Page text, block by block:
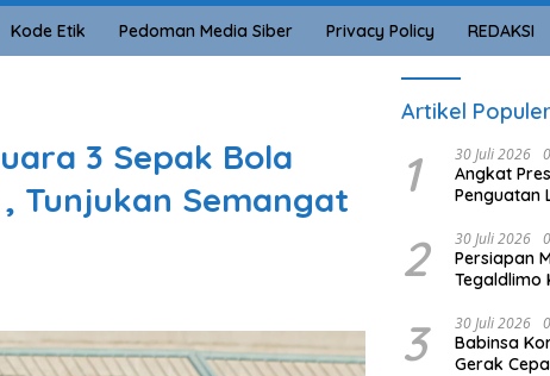
Kode Etik Pedoman Media Siber Privacy Policy REDAKSI
3 Sepak Bola
Tunjukan Semangat
Artikel Populer
1 30 Juli 2026
Angkat
Penguatan
2 30 Juli 2026
Persiapan
Tegaldlimo
3 30 Juli 2026
Babinsa
Gerak